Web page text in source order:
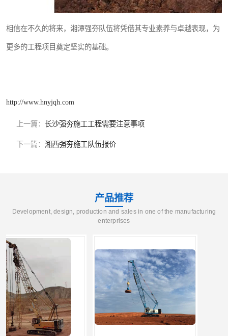
相信在不久的将来，湘潭强夯队伍将凭借其专业素养与卓越表现，为
更多的工程项目奠定坚实的基础。
http://www.hnyjqh.com
上一篇： 长沙强夯施工工程需要注意事项
下一篇： 湘西强夯施工队伍报价
产品推荐
Development, design, production and sales in one of the manufacturing
enterprises